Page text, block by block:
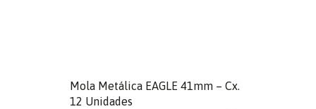
Mola Metálica EAGLE 41mm – Cx.
12 Unidades